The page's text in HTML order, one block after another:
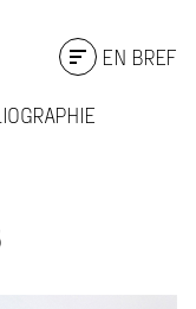
EN BREF